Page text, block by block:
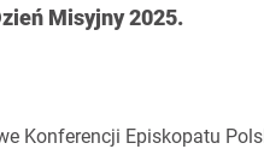
Misyjny 2025.
Konferencji Episkopatu